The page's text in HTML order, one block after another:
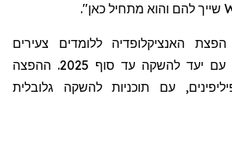
האנציקלופדיה ללומדים צעירים
יפורסמו בבוא העת, עם יעד להשקה עד סוף 2025. ההפצה
עם תוכניות להשקה גלובלית